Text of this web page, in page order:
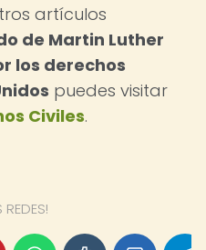
artículos
de Martin Luther
los derechos
puedes visitar
Civiles.